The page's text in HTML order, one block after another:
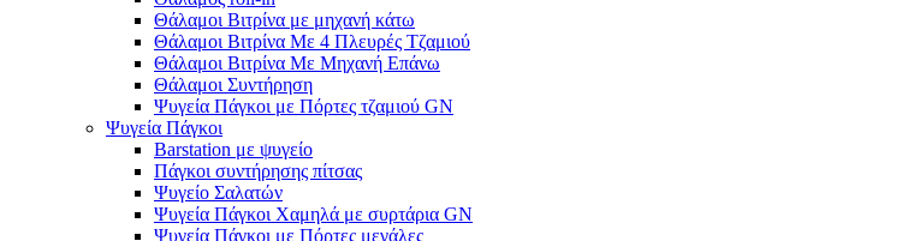
Θάλαμοι Βιτρίνα με μηχανή κάτω
Θάλαμοι Βιτρίνα Με 4 Πλευρές Τζαμιού
Θάλαμοι Βιτρίνα Με Μηχανή Επάνω
Θάλαμοι Συντήρηση
Ψυγεία Πάγκοι με Πόρτες τζαμιού GN
Ψυγεία Πάγκοι
Barstation με ψυγείο
Πάγκοι συντήρησης πίτσας
Ψυγείο Σαλατών
Ψυγεία Πάγκοι Χαμηλά με συρτάρια GN
Ψυγεία Πάγκοι με Πόρτες μεγάλες